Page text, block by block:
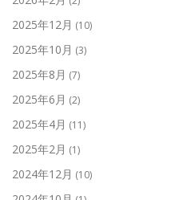
2025年12月 (10)
2025年10月 (3)
2025年8月 (7)
2025年6月 (2)
2025年4月 (11)
2025年2月 (1)
2024年12月 (10)